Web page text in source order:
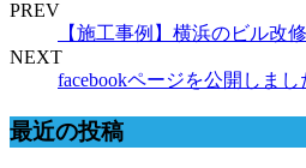
PREV
【施工事例】横浜のビル改
NEXT
facebookページを公開しまし
最近の投稿